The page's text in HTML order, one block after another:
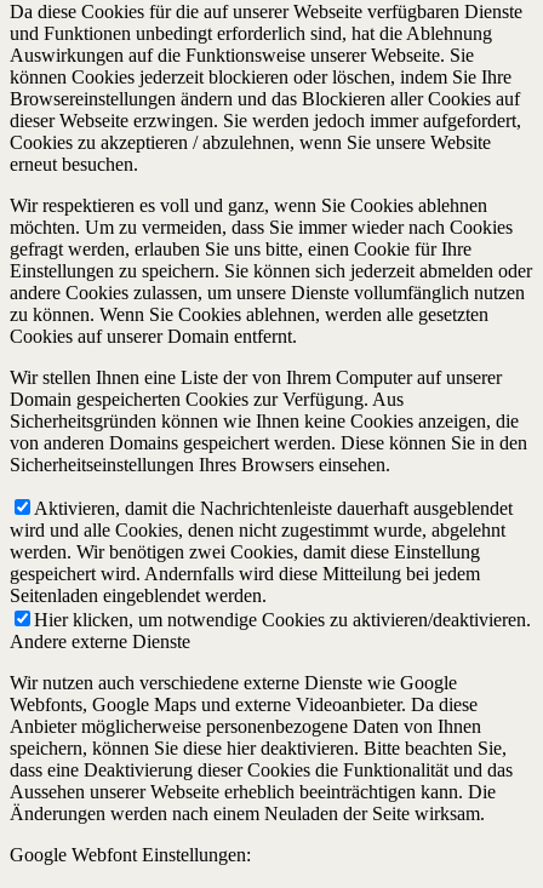
Da diese Cookies für die auf unserer Webseite verfügbaren Dienste
und Funktionen unbedingt erforderlich sind, hat die Ablehnung
Auswirkungen auf die Funktionsweise unserer Webseite. Sie
können Cookies jederzeit blockieren oder löschen, indem Sie Ihre
Browsereinstellungen ändern und das Blockieren aller Cookies auf
dieser Webseite erzwingen. Sie werden jedoch immer aufgefordert,
Cookies zu akzeptieren / abzulehnen, wenn Sie unsere Website
erneut besuchen.
Wir respektieren es voll und ganz, wenn Sie Cookies ablehnen
möchten. Um zu vermeiden, dass Sie immer wieder nach Cookies
gefragt werden, erlauben Sie uns bitte, einen Cookie für Ihre
Einstellungen zu speichern. Sie können sich jederzeit abmelden oder
andere Cookies zulassen, um unsere Dienste vollumfänglich nutzen
zu können. Wenn Sie Cookies ablehnen, werden alle gesetzten
Cookies auf unserer Domain entfernt.
Wir stellen Ihnen eine Liste der von Ihrem Computer auf unserer
Domain gespeicherten Cookies zur Verfügung. Aus
Sicherheitsgründen können wie Ihnen keine Cookies anzeigen, die
von anderen Domains gespeichert werden. Diese können Sie in den
Sicherheitseinstellungen Ihres Browsers einsehen.
Aktivieren, damit die Nachrichtenleiste dauerhaft ausgeblendet
wird und alle Cookies, denen nicht zugestimmt wurde, abgelehnt
werden. Wir benötigen zwei Cookies, damit diese Einstellung
gespeichert wird. Andernfalls wird diese Mitteilung bei jedem
Seitenladen eingeblendet werden.
Hier klicken, um notwendige Cookies zu aktivieren/deaktivieren.
Andere externe Dienste
Wir nutzen auch verschiedene externe Dienste wie Google
Webfonts, Google Maps und externe Videoanbieter. Da diese
Anbieter möglicherweise personenbezogene Daten von Ihnen
speichern, können Sie diese hier deaktivieren. Bitte beachten Sie,
dass eine Deaktivierung dieser Cookies die Funktionalität und das
Aussehen unserer Webseite erheblich beeinträchtigen kann. Die
Änderungen werden nach einem Neuladen der Seite wirksam.
Google Webfont Einstellungen: